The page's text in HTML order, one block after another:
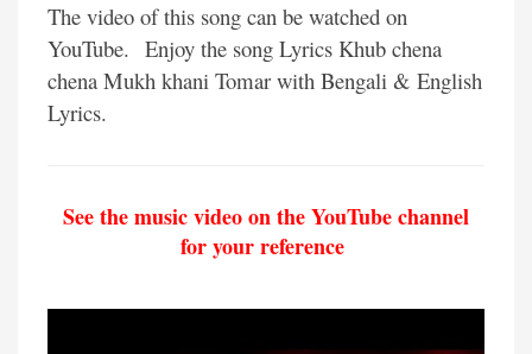
The video of this song can be watched on
YouTube. Enjoy the song Lyrics Khub chena
chena Mukh khani Tomar with Bengali & English
Lyrics.
See the music video on the YouTube channel
for your reference